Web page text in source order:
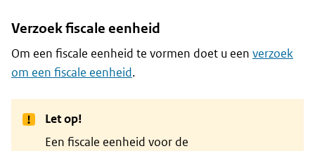
Verzoek fiscale eenheid
Om een fiscale eenheid te vormen doet u een verzoek
om een fiscale eenheid.
Let op!
Een fiscale eenheid voor de